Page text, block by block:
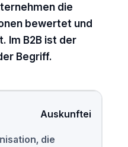
die
bewertet und
Im B2B ist der
Begriff.
Auskunftei
die